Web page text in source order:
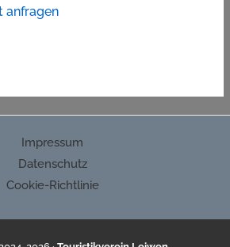
anfragen
Impressum
Datenschutz
Cookie-Richtlinie